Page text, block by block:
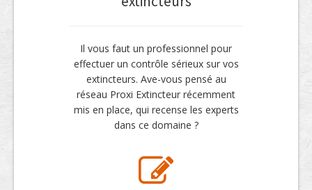
Il vous faut un professionnel pour
effectuer un contrôle sérieux sur vos
extincteurs. Ave-vous pensé au
réseau Proxi Extincteur récemment
mis en place, qui recense les experts
dans ce domaine ?